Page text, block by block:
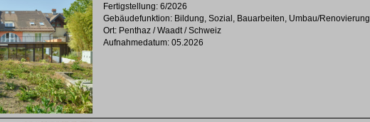
Fertigstellung: 6/2026
Gebäudefunktion: Bildung, Sozial, Bauarbeiten, Umbau/Renovierung
Ort: Penthaz / Waadt / Schweiz
Aufnahmedatum: 05.2026